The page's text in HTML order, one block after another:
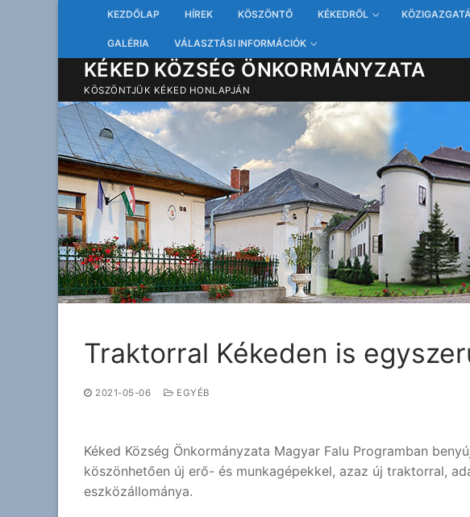
tartalomra
KEZDŐLAP HÍREK KÖSZÖNTŐ KÉKEDRŐL
GALÉRIA VÁLASZTÁSI INFORMÁCIÓK
KÉKED KÖZSÉG ÖNKORMÁNYZATA
KÖSZÖNTJÜK KÉKED HONLAPJÁN
Traktorral Kékeden is
2021-05-06 EGYÉB
Kéked Község Önkormányzata Magyar Falu Programban
köszönhetően új erő- és munkagépekkel, azaz új traktorral,
eszközállománya.